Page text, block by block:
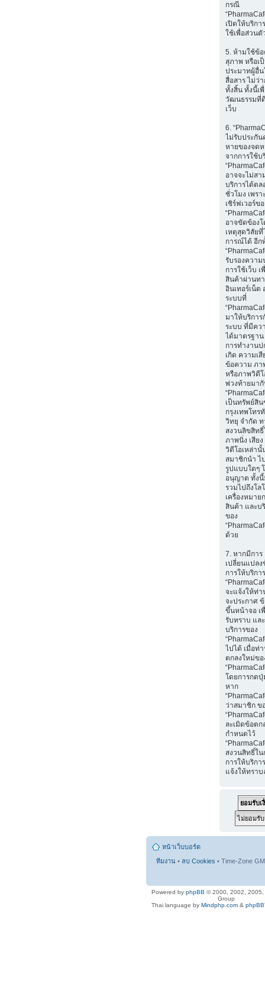
กรณี
เปิดให้บริกา
ใช้เพื่อส่วนตั
5. ห้ามใช้ข้
สุภาพ หรือเ
ประมาทผู้อื่น
สื่อสาร ไม่ว่
ทั้งสิ้น ทั้งนี้เ
วัฒนธรรมที่
เว็บ
6.
ไม่รับประกัน
หายของจด
จากการใช้บ
อาจจะไม่สา
บริการได้ตล
ชั่วโมง เพรา
เซิร์ฟเวอร์ข
อาจขัดข้องโ
เหตุสุดวิสัย
การณ์ได้ อีก
รับรองควา
การใช้เว็บ เ
สินค้าผ่านท
อินเทอร์เน็ต
ระบบที่
มาให้บริกา
ระบบ ที่มีคว
ได้มาตรฐา
การทำงานป
เกิด ความเ
ข้อความ ภา
หรือภาพวิดีโ
พ่วงท้ายมา
เป็นทรัพย์สิ
กรุงเทพโทร
วิทยุ จำกัด ท
สงวนลิขสิท
ภาพนิ่ง เสีย
วิดีโอเหล่า
สมาชิกนำ ไ
รูปแบบใดๆ
อนุญาต ทั้ง
รวมไปถึงโล
เครื่องหมาย
สินค้า และบ
ของ
ด้วย
7. หากมีการ
เปลี่ยนแปล
การให้บริการ
จะแจ้งให้ท่
จะประกาศ
ขึ้นหน้าจอ เ
รับทราบ แล
บริการของ
ไปได้ เมื่อท่
ตกลงใหม่ขอ
โดยการกดปุ่
หาก
ว่าสมาชิก ข
ละเมิดข้อตก
กำหนดไว้
สงวนสิทธิ์ใน
การให้บริกา
แจ้งให้ทรา
หน้าเว็บบอร์ด
ทีมงาน • ลบ Cookies • Time-Zone
Powered by phpBB © 2000, 2002,
Group
Thai language by Mindphp.com&